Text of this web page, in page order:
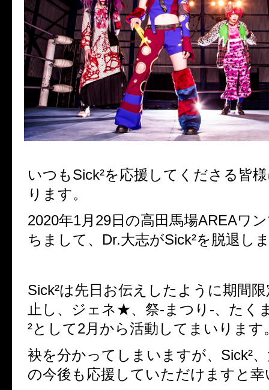
いつもSick²を応援してくださる皆
ります。
2020年1月29日の高田馬場AREAワ
ちまして、Dr.大志がSick²を脱退し
Sick²は先日お伝えしたように期間
止し、ジェネ★、祭-まつり-、たく
²として2月から活動してまいります
袂を分かってしまいますが、Sick²
の今後も応援していただけますと